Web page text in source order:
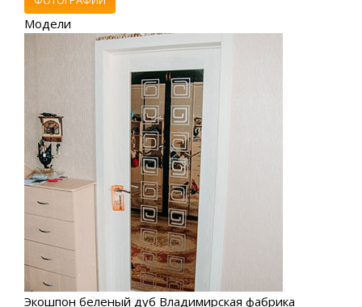
Модели
Экошпон беленый дуб Владимирская фабрика